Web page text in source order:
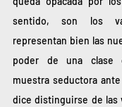
sentido, son los
representan bien las
poder de una clase
muestra seductora
dice distinguirse de las